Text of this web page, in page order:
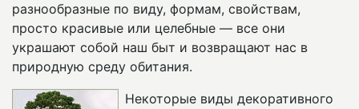
разнообразные по виду, формам, свойствам,
просто красивые или целебные — все они
украшают собой наш быт и возвращают нас в
природную среду обитания.
Некоторые виды декоративного